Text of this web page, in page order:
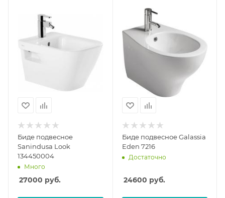
Биде подвесное
Sanindusa Look
134450004
Много
27000 руб.
Биде подвесное Galassia
Eden 7216
Достаточно
24600 руб.